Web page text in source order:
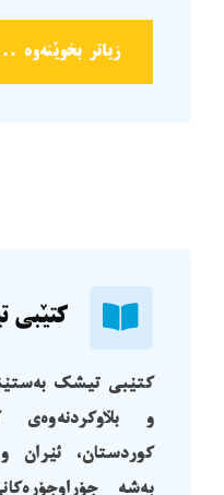
زیاتر بخوێنەوە
کتێبی
کتێبی تیشک
و بڵاوکردنەوەی
کوردستان، ئێران
بەشە